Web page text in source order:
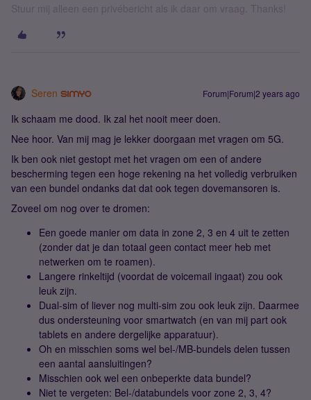
Stuur mij alleen een privébericht als ik daar om vraag. Thanks!
Seren Forum|Forum|2 years ago
Ik schaam me dood. Ik zal het nooit meer doen.
Nee hoor. Van mij mag je lekker doorgaan met vragen om 5G.
Ik ben ook niet gestopt met het vragen om een of andere
bescherming tegen een hoge rekening na het volledig verbruiken
van een bundel ondanks dat dat ook tegen dovemansoren is.
Zoveel om nog over te dromen:
Een goede manier om data in zone 2, 3 en 4 uit te zetten
(zonder dat je dan totaal geen contact meer heb met
netwerken om te roamen).
Langere rinkeltijd (voordat de voicemail ingaat) zou ook
leuk zijn.
Dual-sim of liever nog multi-sim zou ook leuk zijn. Daarmee
dus ondersteuning voor smartwatch (en van mij part ook
tablets en andere dergelijke apparatuur).
Oh en misschien soms wel bel-/MB-bundels delen tussen
een aantal aansluitingen?
Misschien ook wel een onbeperkte data bundel?
Niet te vergeten: Bel-/databundels voor zone 2, 3, 4?